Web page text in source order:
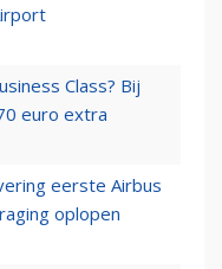
Class? Bij
euro extra
eerste Airbus
oplopen